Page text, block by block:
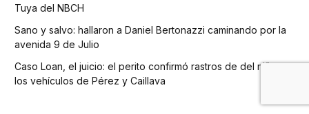
Tuya del NBCH
Sano y salvo: hallaron a Daniel Bertonazzi caminando por la
avenida 9 de Julio
Caso Loan, el juicio: el perito confirmó rastros de del niño en
los vehículos de Pérez y Caillava